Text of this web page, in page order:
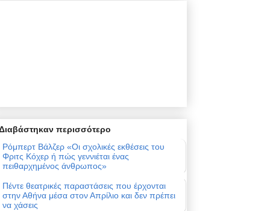
περισσότερο
Ρόμπερτ Βάλζερ «Οι σχολικές εκθέσεις του
Φριτς Κόχερ ή πώς γεννιέται ένας
πειθαρχημένος άνθρωπος»
Πέντε θεατρικές παραστάσεις που έρχονται
στην Αθήνα μέσα στον Απρίλιο και δεν πρέπει
να χάσεις